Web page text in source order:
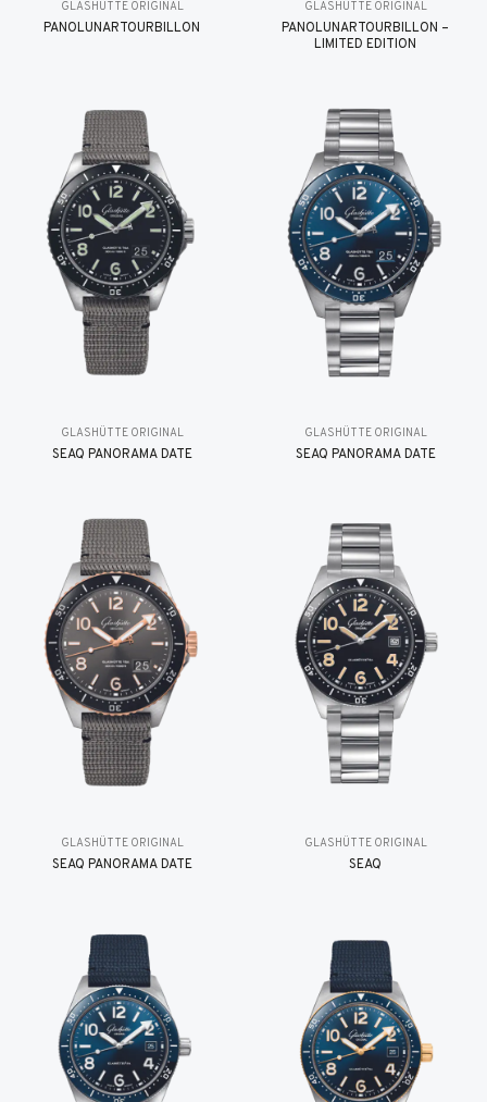
GLASHÜTTE ORIGINAL
PANOLUNARTOURBILLON
GLASHÜTTE ORIGINAL
PANOLUNARTOURBILLON –
LIMITED EDITION
GLASHÜTTE ORIGINAL
SEAQ PANORAMA DATE
GLASHÜTTE ORIGINAL
SEAQ PANORAMA DATE
GLASHÜTTE ORIGINAL
SEAQ PANORAMA DATE
GLASHÜTTE ORIGINAL
SEAQ